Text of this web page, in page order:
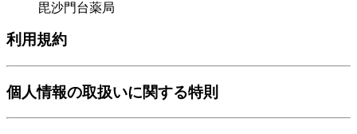
毘沙門台薬局
利用規約
個人情報の取扱いに関する特則